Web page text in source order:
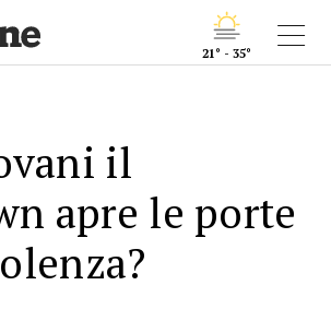
21° - 35°
il
apre le porte